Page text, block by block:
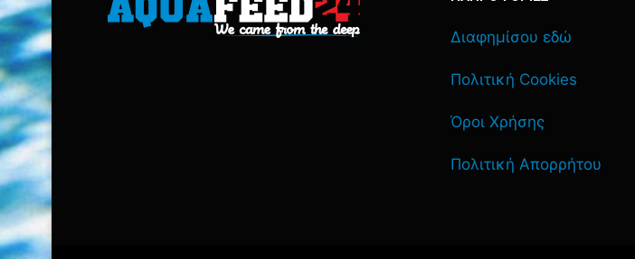
Διαφημίσου εδώ
Πολιτική Cookies
Όροι Χρήσης
Πολιτική Απορρήτου